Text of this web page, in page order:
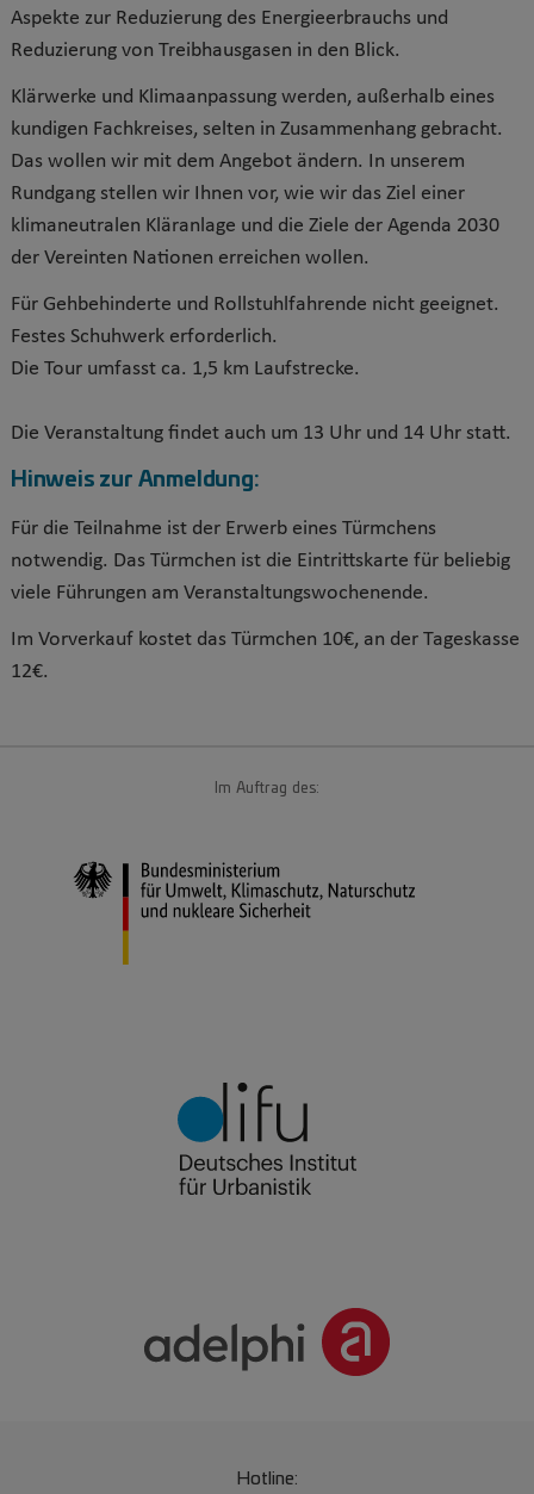
Aspekte zur Reduzierung des Energieerbrauchs und
Reduzierung von Treibhausgasen in den Blick.
Klärwerke und Klimaanpassung werden, außerhalb eines
kundigen Fachkreises, selten in Zusammenhang gebracht.
Das wollen wir mit dem Angebot ändern. In unserem
Rundgang stellen wir Ihnen vor, wie wir das Ziel einer
klimaneutralen Kläranlage und die Ziele der Agenda 2030
der Vereinten Nationen erreichen wollen.
Für Gehbehinderte und Rollstuhlfahrende nicht geeignet.
Festes Schuhwerk erforderlich.
Die Tour umfasst ca. 1,5 km Laufstrecke.
Die Veranstaltung findet auch um 13 Uhr und 14 Uhr statt.
Hinweis zur Anmeldung:
Für die Teilnahme ist der Erwerb eines Türmchens
notwendig. Das Türmchen ist die Eintrittskarte für beliebig
viele Führungen am Veranstaltungswochenende.
Im Vorverkauf kostet das Türmchen 10€, an der Tageskasse
12€.
Im Auftrag des:
Hotline: